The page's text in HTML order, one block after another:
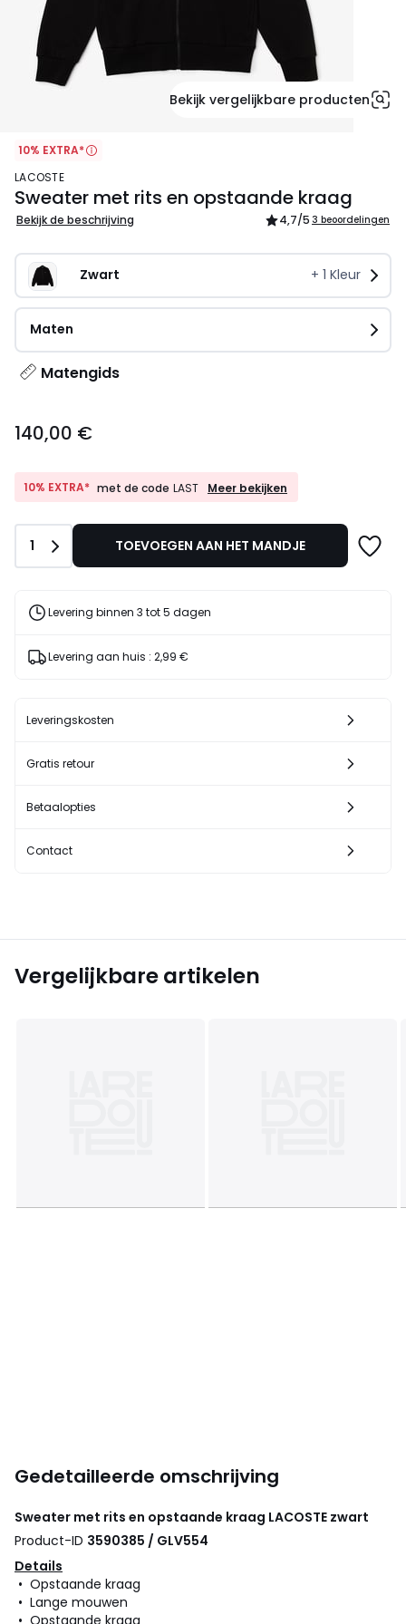
Bekijk vergelijkbare producten
10% EXTRA*
LACOSTE
Sweater met rits en opstaande kraag
Bekijk de beschrijving 4,7/5 3 beoordelingen
Zwart + 1 Kleur
Maten
Matengids
€.
140,00 €
10% EXTRA* met de code LAST
10%
code
LAST
Meer bekijken
Aantal
1 TOEVOEGEN AAN HET MANDJE
Levering binnen 3 tot 5 dagen
Levering aan huis : 2,99 €
Leveringskosten
Gratis retour
Betaalopties
Contact
Vergelijkbare artikelen
Gedetailleerde omschrijving
Sweater met rits en opstaande kraag LACOSTE zwart
Product-ID 3590385 / GLV554
Details
• Opstaande kraag
• Lange mouwen